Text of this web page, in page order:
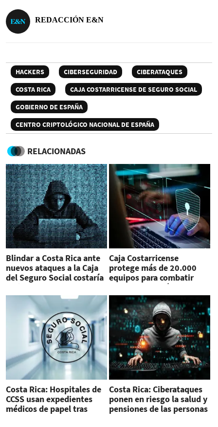
REDACCIÓN E&N
HACKERS CIBERSEGURIDAD
CIBERATAQUES
COSTA RICA
CAJA COSTARRICENSE DE SEGURO SOCIAL
GOBIERNO DE ESPAÑA
CENTRO CRIPTOLÓGICO NACIONAL DE ESPAÑA
RELACIONADAS
Blindar a Costa Rica ante
nuevos ataques a la Caja
del Seguro Social costaría
Caja Costarricense
protege más de 20.000
equipos para combatir
ataques cibernéticos
Costa Rica: Hospitales de
CCSS usan expedientes
médicos de papel tras
Costa Rica: Ciberataques
ponen en riesgo la salud y
pensiones de las personas